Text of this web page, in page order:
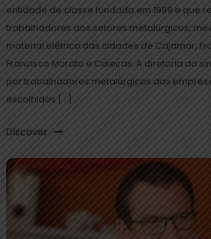
entidade de classe fundada em 1989 e que
trabalhadores dos setores metalúrgicos,
material elétrico das cidades de Cajamar,
Francisco Morato e Caieiras. A diretoria do
por trabalhadores metalúrgicos das
escolhidos […]
Discover